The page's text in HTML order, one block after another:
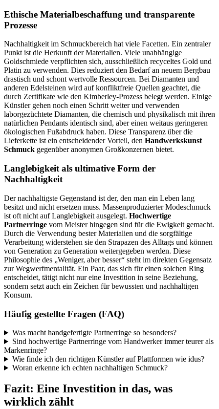
Ethische Materialbeschaffung und transparente
Prozesse
Nachhaltigkeit im Schmuckbereich hat viele Facetten. Ein zentraler
Punkt ist die Herkunft der Materialien. Viele unabhängige
Goldschmiede verpflichten sich, ausschließlich recyceltes Gold und
Platin zu verwenden. Dies reduziert den Bedarf an neuem Bergbau
drastisch und schont wertvolle Ressourcen. Bei Diamanten und
anderen Edelsteinen wird auf konfliktfreie Quellen geachtet, die
durch Zertifikate wie den Kimberley-Prozess belegt werden. Einige
Künstler gehen noch einen Schritt weiter und verwenden
laborgezüchtete Diamanten, die chemisch und physikalisch mit ihren
natürlichen Pendants identisch sind, aber einen weitaus geringeren
ökologischen Fußabdruck haben. Diese Transparenz über die
Lieferkette ist ein entscheidender Vorteil, den Handwerkskunst
Schmuck gegenüber anonymen Großkonzernen bietet.
Langlebigkeit als ultimative Form der
Nachhaltigkeit
Der nachhaltigste Gegenstand ist der, den man ein Leben lang
besitzt und nicht ersetzen muss. Massenproduzierter Modeschmuck
ist oft nicht auf Langlebigkeit ausgelegt. Hochwertige
Partnerringe vom Meister hingegen sind für die Ewigkeit gemacht.
Durch die Verwendung bester Materialien und die sorgfältige
Verarbeitung widerstehen sie den Strapazen des Alltags und können
von Generation zu Generation weitergegeben werden. Diese
Philosophie des „Weniger, aber besser“ steht im direkten Gegensatz
zur Wegwerfmentalität. Ein Paar, das sich für einen solchen Ring
entscheidet, tätigt nicht nur eine Investition in seine Beziehung,
sondern setzt auch ein Zeichen für bewussten und nachhaltigen
Konsum.
Häufig gestellte Fragen (FAQ)
Was macht handgefertigte Partnerringe so besonders?
Sind hochwertige Partnerringe vom Handwerker immer teurer als
Markenringe?
Wie finde ich den richtigen Künstler auf Plattformen wie idus?
Woran erkenne ich echten nachhaltigen Schmuck?
Fazit: Eine Investition in das, was
wirklich zählt